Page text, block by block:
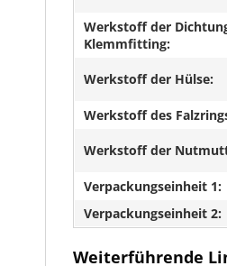
Werkstoff der
Klemmfitting:
Werkstoff der Hülse:
Werkstoff des
Werkstoff der
Verpackungseinheit 1:
Verpackungseinheit 2:
Weiterführende